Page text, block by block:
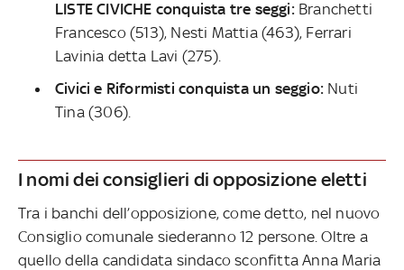
LISTE CIVICHE conquista tre seggi: Branchetti
Francesco (513), Nesti Mattia (463), Ferrari
Lavinia detta Lavi (275).
Civici e Riformisti conquista un seggio: Nuti
Tina (306).
I nomi dei consiglieri di opposizione eletti
Tra i banchi dell’opposizione, come detto, nel nuovo
Consiglio comunale siederanno 12 persone. Oltre a
quello della candidata sindaco sconfitta Anna Maria